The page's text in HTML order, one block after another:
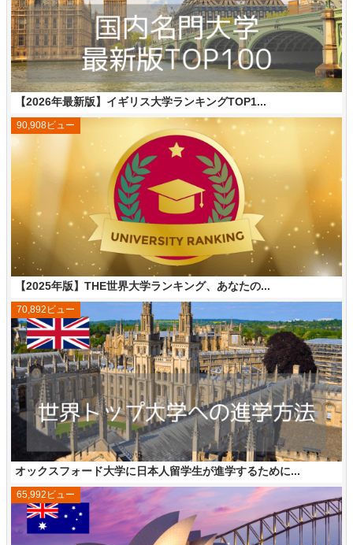
【2026年最新版】イギリス大学ランキングTOP1...
【2025年版】THE世界大学ランキング、あなたの...
90,908ビュー
オックスフォード大学に日本人留学生が進学するために...
70,892ビュー
65,992ビュー